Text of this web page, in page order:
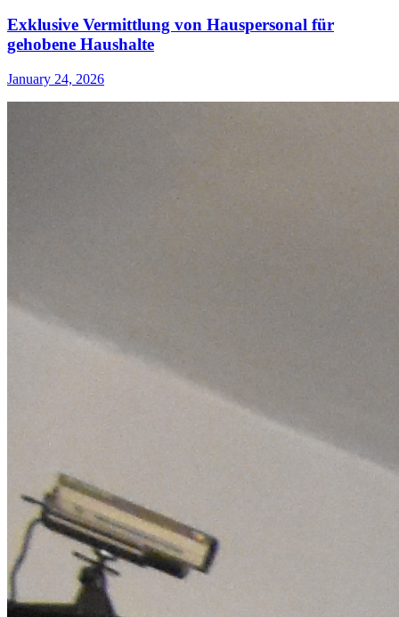
Exklusive Vermittlung von Hauspersonal für
gehobene Haushalte
January 24, 2026